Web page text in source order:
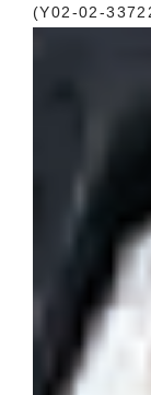
お問い合わせ
(Y02-02-